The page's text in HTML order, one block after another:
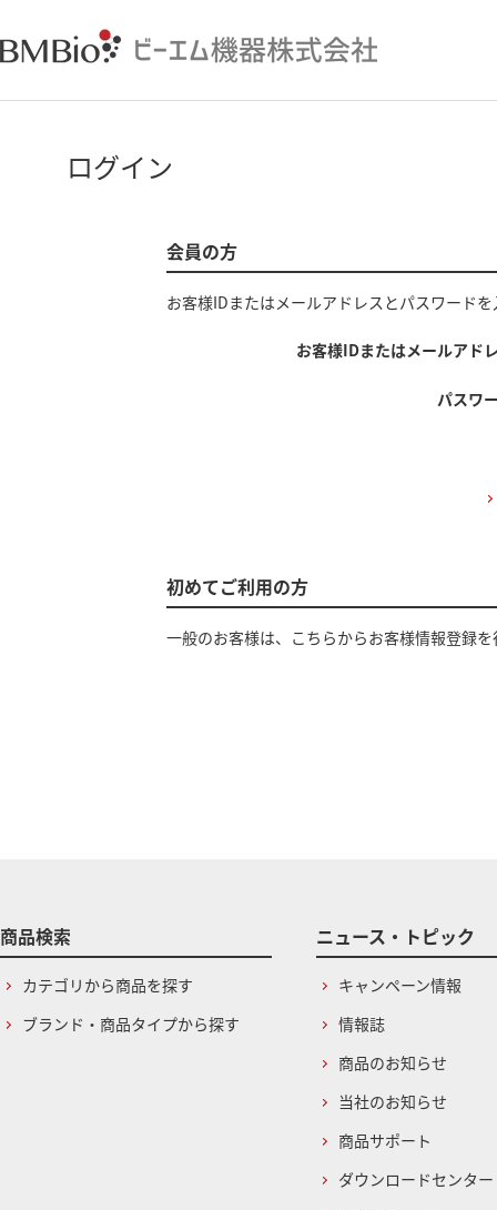
ログイン
会員の方
お客様IDまたはメールアドレス とパスワード
お客様IDまたはメールアド
パスワ
初めてご利用の方
一般のお客様は、こちらからお客様情報登録
商品検索
カテゴリから商品を探す
ブランド・商品タイプから探す
ニュース・トピック
キャンペーン情報
情報誌
商品のお知らせ
当社のお知らせ
商品サポート
ダウンロードセンター